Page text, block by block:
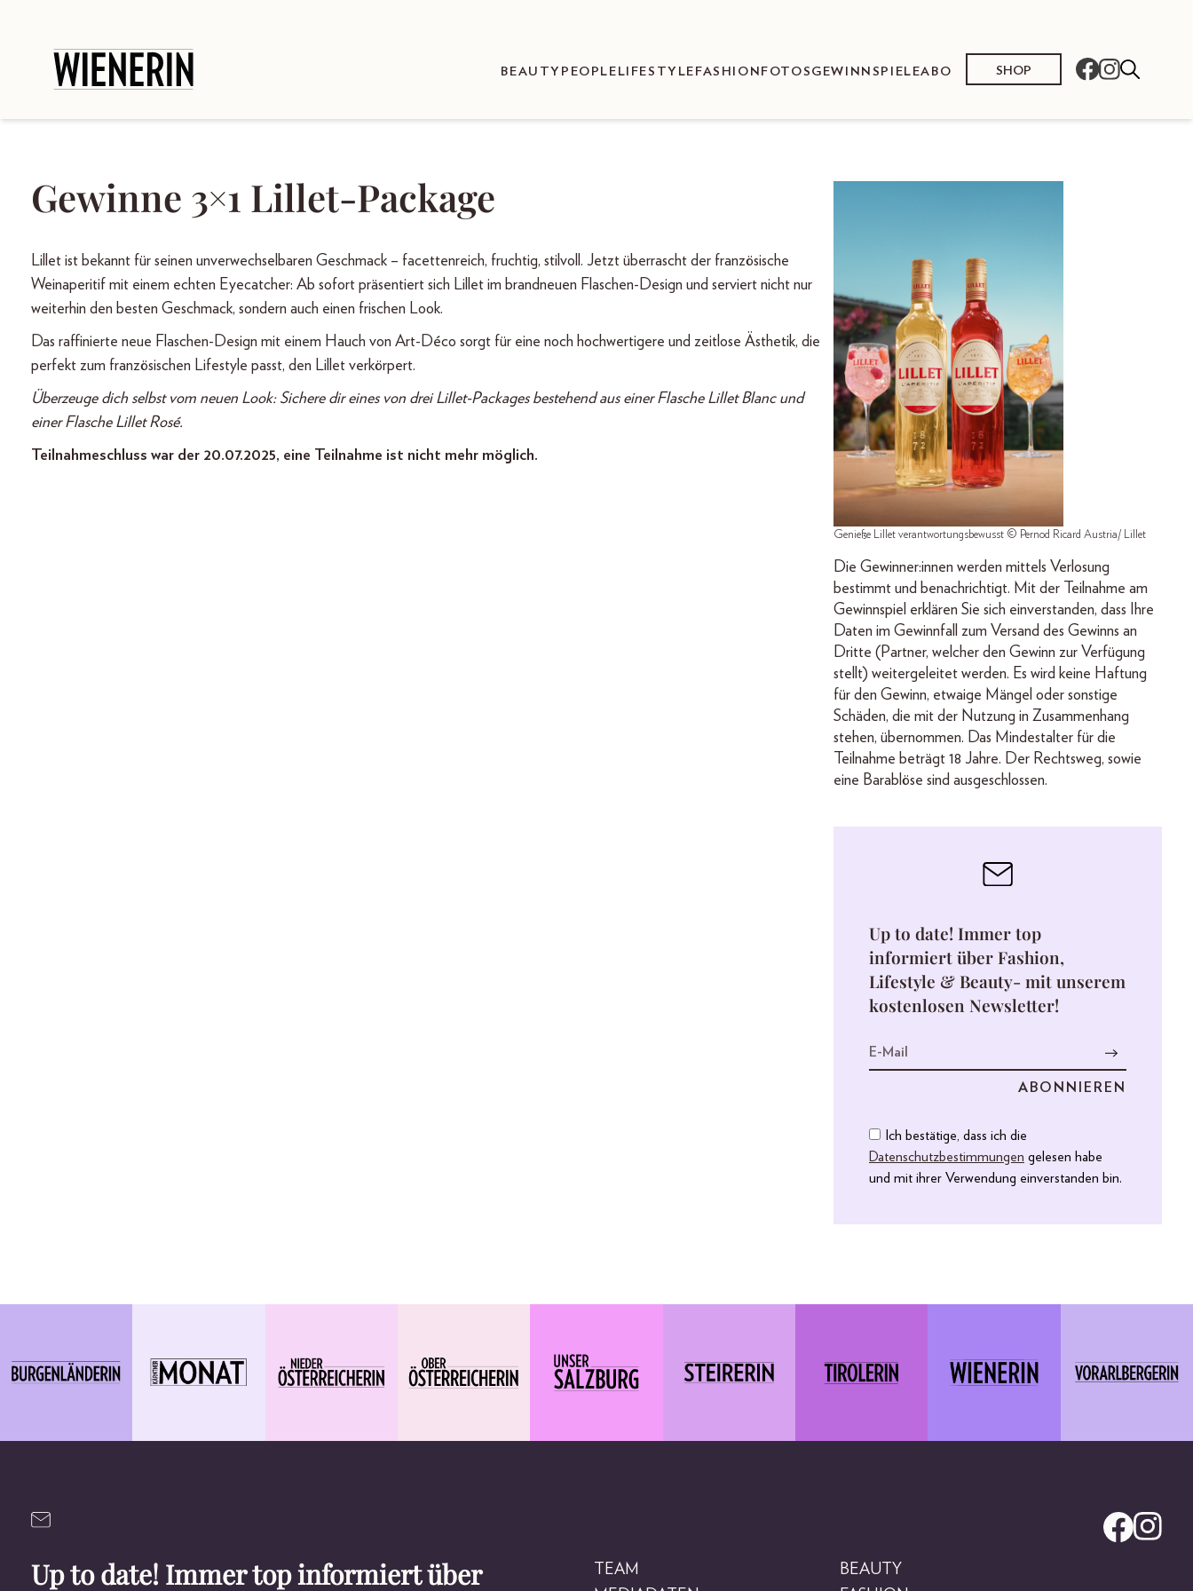
BEAUTY PEOPLE LIFESTYLE FASHION FOTOS GEWINNSPIELEABO SHOP
Gewinne 3×1 Lillet-Package
Lillet ist bekannt für seinen unverwechselbaren Geschmack – facettenreich, fruchtig, stilvoll. Jetzt überrascht der französische
Weinaperitif mit einem echten Eyecatcher: Ab sofort präsentiert sich Lillet im brandneuen Flaschen-Design und serviert nicht nur
weiterhin den besten Geschmack, sondern auch einen frischen Look.
Das raffinierte neue Flaschen-Design mit einem Hauch von Art-Déco sorgt für eine noch hochwertigere und zeitlose Ästhetik, die
perfekt zum französischen Lifestyle passt, den Lillet verkörpert.
Überzeuge dich selbst vom neuen Look: Sichere dir eines von drei Lillet-Packages bestehend aus einer Flasche Lillet Blanc und
einer Flasche Lillet Rosé.
Teilnahmeschluss war der 20.07.2025, eine Teilnahme ist nicht mehr möglich.
Genieße Lillet verantwortungsbewusst © Pernod Ricard Austria/ Lillet
Die Gewinner:innen werden mittels Verlosung
bestimmt und benachrichtigt. Mit der Teilnahme am
Gewinnspiel erklären Sie sich einverstanden, dass Ihre
Daten im Gewinnfall zum Versand des Gewinns an
Dritte (Partner, welcher den Gewinn zur Verfügung
stellt) weitergeleitet werden. Es wird keine Haftung
für den Gewinn, etwaige Mängel oder sonstige
Schäden, die mit der Nutzung in Zusammenhang
stehen, übernommen. Das Mindestalter für die
Teilnahme beträgt 18 Jahre. Der Rechtsweg, sowie
eine Barablöse sind ausgeschlossen.
Up to date! Immer top
informiert über Fashion,
Lifestyle & Beauty- mit unserem
kostenlosen Newsletter!
Ich bestätige, dass ich die
Datenschutzbestimmungen gelesen habe
und mit ihrer Verwendung einverstanden bin.
Up to date! Immer top informiert über
TEAM
BEAUTY